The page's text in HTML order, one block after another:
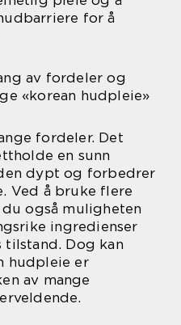
for å
av fordeler og
«korean hudpleie»
fordeler. Det
en sunn
dypt og forbedrer
Ved å bruke flere
også muligheten
ingredienser
tilstand. Dog kan
hudpleie er
av mange